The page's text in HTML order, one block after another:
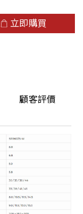
立即購買
顧客評價